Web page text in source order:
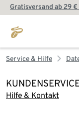
Gratisversand ab 29
Service & Hilfe
Hilfe & Kontakt